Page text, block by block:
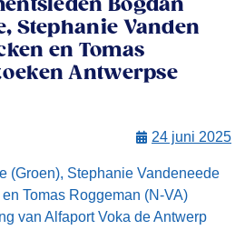
Bogdan
Stephanie Vanden
en Tomas
Antwerpse
24 juni 2025
(Groen), Stephanie Vandeneede
Tomas Roggeman (N-VA)
van Alfaport Voka de Antwerp